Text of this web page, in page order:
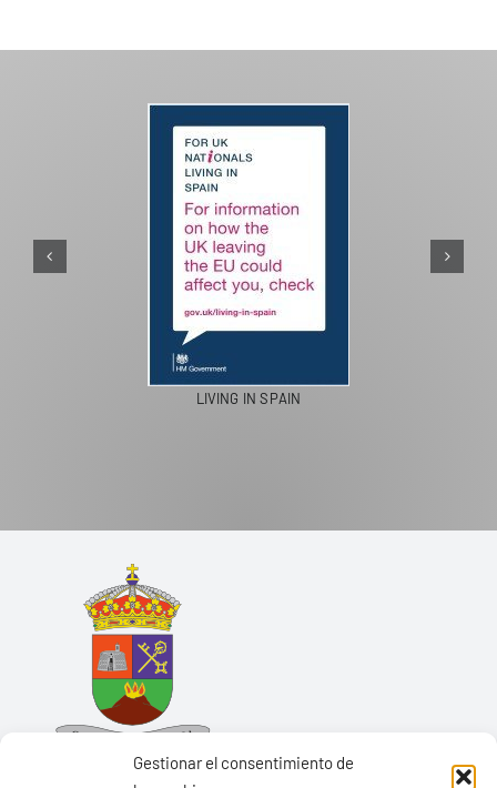
Gestionar el consentimiento de
LIVING IN SPAIN